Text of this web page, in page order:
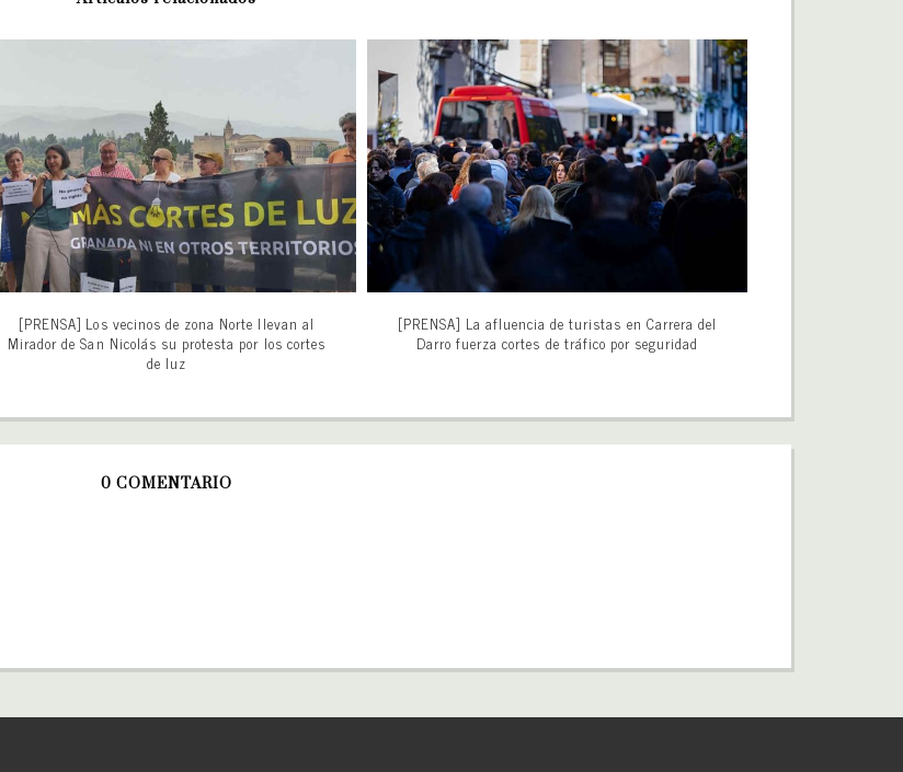
[PRENSA] Los vecinos de zona Norte llevan al
Mirador de San Nicolás su protesta por los cortes
de luz
[PRENSA] La afluencia de turistas en Carrera del
Darro fuerza cortes de tráfico por seguridad
0 COMENTARIO